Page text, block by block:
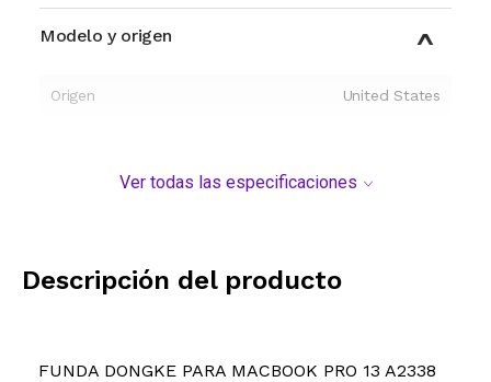
Modelo y origen
Origen United States
Ver todas las especificaciones
Descripción del producto
FUNDA DONGKE PARA MACBOOK PRO 13 A2338